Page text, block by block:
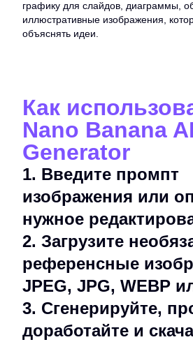
графику для слайдов, диаграммы,
иллюстративные изображения,
объяснять идеи.
Как
Nano Banana
Generator
1. Введите промпт
изображения или
нужное
2. Загрузите
референсные
JPEG, JPG, WEBP
3. Сгенерируйте,
доработайте и